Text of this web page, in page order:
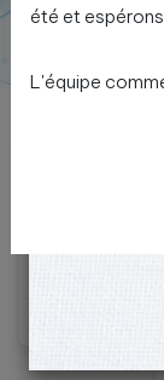
été et
L'équipe